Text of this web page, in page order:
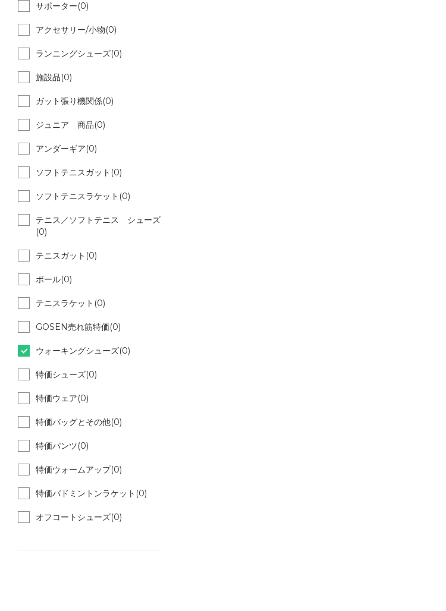
サポーター(0)
アクセサリー/小物(0)
ランニングシューズ(0)
施設品(0)
ガット張り機関係(0)
ジュニア 商品(0)
アンダーギア(0)
ソフトテニスガット(0)
ソフトテニスラケット(0)
テニス／ソフトテニス シューズ
(0)
テニスガット(0)
ボール(0)
テニスラケット(0)
GOSEN売れ筋特価(0)
ウォーキングシューズ(0)
特価シューズ(0)
特価ウェア(0)
特価バッグとその他(0)
特価パンツ(0)
特価ウォームアップ(0)
特価バドミントンラケット(0)
オフコートシューズ(0)